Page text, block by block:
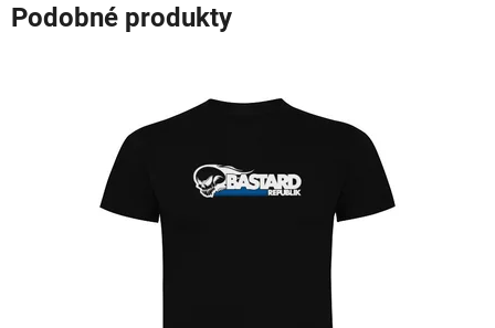
Podobné produkty